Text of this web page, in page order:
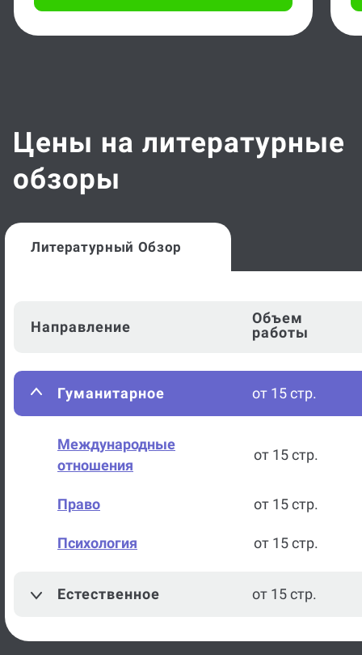
Цены на литературные
обзоры
Литературный Обзор
Направление
Объем
работы
Гуманитарное от 15 стр.
Международные
отношения
от 15 стр.
Право от 15 стр.
Психология от 15 стр.
Естественное от 15 стр.